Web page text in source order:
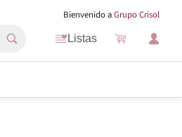
Bienvenido aGrupo Crisol
Listas